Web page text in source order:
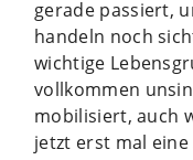
gerade passiert,
handeln noch
wichtige
vollkommen
mobilisiert, auch
jetzt erst mal